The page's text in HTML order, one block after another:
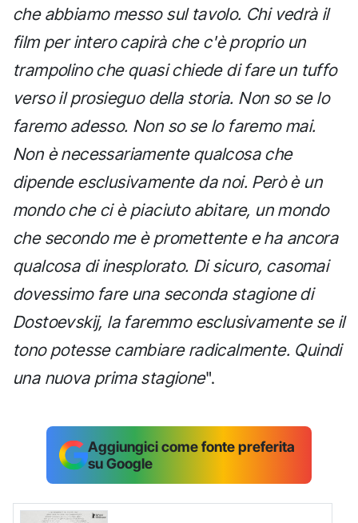
che abbiamo messo sul tavolo. Chi vedrà il
film per intero capirà che c'è proprio un
trampolino che quasi chiede di fare un tuffo
verso il prosieguo della storia. Non so se lo
faremo adesso. Non so se lo faremo mai.
Non è necessariamente qualcosa che
dipende esclusivamente da noi. Però è un
mondo che ci è piaciuto abitare, un mondo
che secondo me è promettente e ha ancora
qualcosa di inesplorato. Di sicuro, casomai
dovessimo fare una seconda stagione di
Dostoevskij, la faremmo esclusivamente se il
tono potesse cambiare radicalmente. Quindi
una nuova prima stagione".
Aggiungici come fonte preferita
su Google